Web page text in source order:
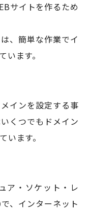
サイトを作るため
、簡単な作業でイ
ます。
インを設定する事
くつでもドメイン
います。
ア・ソケット・レ
、インターネット